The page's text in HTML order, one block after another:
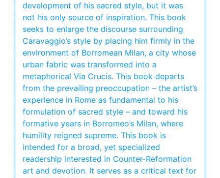
development of his sacred style, but it was
not his only source of inspiration. This book
seeks to enlarge the discourse surrounding
Caravaggio’s style by placing him firmly in the
environment of Borromean Milan, a city whose
urban fabric was transformed into a
metaphorical Via Crucis. This book departs
from the prevailing preoccupation – the artist’s
experience in Rome as fundamental to his
formulation of sacred style – and toward his
formative years in Borromeo’s Milan, where
humility reigned supreme. This book is
intended for a broad, yet specialized
readership interested in Counter-Reformation
art and devotion. It serves as a critical text for